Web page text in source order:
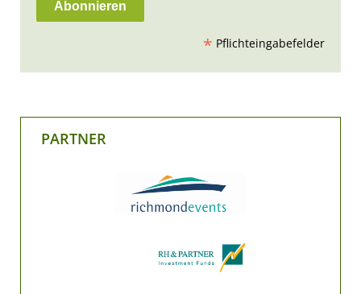
* Pflichteingabefelder
PARTNER